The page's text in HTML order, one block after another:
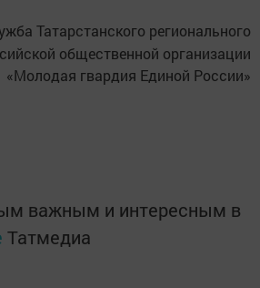
Татарстанского регионального
общественной организации
«Молодая гвардия Единой России»
важным и интересным в
Татмедиа